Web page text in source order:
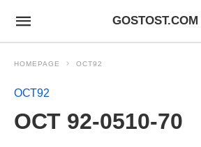
GOSTOST.COM
HOMEPAGE ОСТ92
ОСТ92
ОСТ 92-0510-70